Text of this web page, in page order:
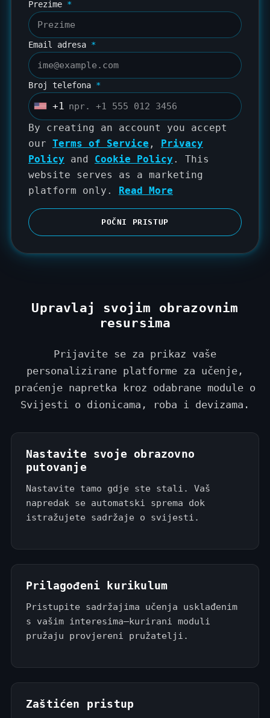
Prezime *
Email adresa *
Broj telefona *
U
i
t
e
d
a
t
1
+1
By creating an account you accept
our Terms of Service ,
Privacy
Policy and Cookie Policy . This
website serves as a marketing
platform only.
Read More
POČNI PRISTUP
Upravlaj svojim obrazovnim
resursima
Prijavite se za prikaz vaše
personalizirane platforme za učenje,
praćenje napretka kroz odabrane module o
Svijesti o dionicama, roba i devizama.
Nastavite svoje obrazovno
putovanje
Nastavite tamo gdje ste stali. Vaš
napredak se automatski sprema dok
istražujete sadržaje o svijesti.
Prilagođeni kurikulum
Pristupite sadržajima učenja usklađenim
s vašim interesima—kurirani moduli
pružaju provjereni pružatelji.
Zaštićen pristup